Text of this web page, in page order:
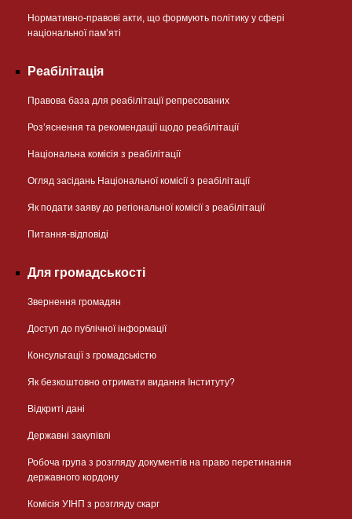
Нормативно-правові акти, що формують політику у сфері
національної памʼяті
Реабілітація
Правова база для реабілітації репресованих
Розʼяснення та рекомендації щодо реабілітації
Національна комісія з реабілітації
Огляд засідань Національної комісії з реабілітації
Як подати заяву до регіональної комісії з реабілітації
Питання-відповіді
Для громадськості
Звернення громадян
Доступ до публічної інформації
Консультації з громадськістю
Як безкоштовно отримати видання Інституту?
Відкриті дані
Державні закупівлі
Робоча група з розгляду документів на право перетинання
державного кордону
Комісія УІНП з розгляду скарг